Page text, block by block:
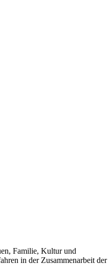
Familie, Kultur und
in der Zusammenarbeit der